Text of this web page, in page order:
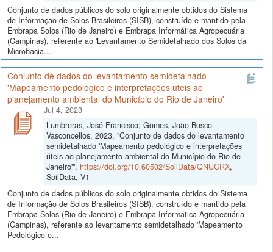
Conjunto de dados públicos do solo originalmente obtidos do Sistema
de Informação de Solos Brasileiros (SISB), construído e mantido pela
Embrapa Solos (Rio de Janeiro) e Embrapa Informática Agropecuária
(Campinas), referente ao 'Levantamento Semidetalhado dos Solos da
Microbacia...
Conjunto de dados do levantamento semidetalhado
'Mapeamento pedológico e interpretações úteis ao
planejamento ambiental do Município do Rio de Janeiro'
Jul 4, 2023
Lumbreras, José Francisco; Gomes, João Bosco
Vasconcellos, 2023, "Conjunto de dados do levantamento
semidetalhado 'Mapeamento pedológico e interpretações
úteis ao planejamento ambiental do Município do Rio de
Janeiro'", https://doi.org/10.60502/SoilData/QNUCRX,
SoilData, V1
Conjunto de dados públicos do solo originalmente obtidos do Sistema
de Informação de Solos Brasileiros (SISB), construído e mantido pela
Embrapa Solos (Rio de Janeiro) e Embrapa Informática Agropecuária
(Campinas), referente ao levantamento semidetalhado 'Mapeamento
Pedológico e...